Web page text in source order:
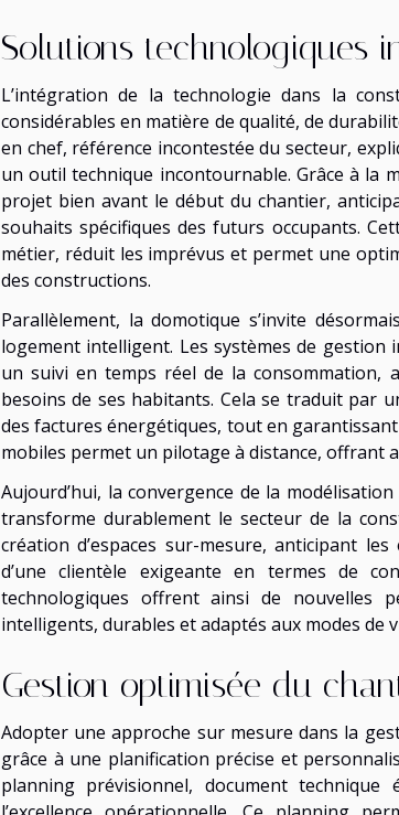
Solutions technologiques
L’intégration de la technologie dans la
considérables en matière de qualité, de
en chef, référence incontestée du secteur,
un outil technique incontournable. Grâce à la
projet bien avant le début du chantier,
souhaits spécifiques des futurs occupants.
métier, réduit les imprévus et permet une
des constructions.
Parallèlement, la domotique s’invite
logement intelligent. Les systèmes de gestion
un suivi en temps réel de la consommation,
besoins de ses habitants. Cela se traduit par
des factures énergétiques, tout en
mobiles permet un pilotage à distance, offrant
Aujourd’hui, la convergence de la
transforme durablement le secteur de la
création d’espaces sur-mesure, anticipant
d’une clientèle exigeante en termes de
technologiques offrent ainsi de nouvelles
intelligents, durables et adaptés aux modes de
Gestion optimisée du
Adopter une approche sur mesure dans la
grâce à une planification précise et
planning prévisionnel, document